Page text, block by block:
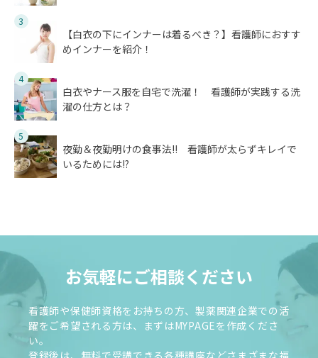
3
【白衣の下にインナーは着るべき？】看護師におすす
めインナーを紹介！
4
白衣やナース服を自宅で洗濯！ 看護師が実践する洗
濯の仕方とは？
5
夜勤＆夜勤明けの食事法!! 看護師が太らずキレイで
いるためには!?
お気軽にご相談ください
看護師や保健師資格をお持ちの方、製薬関連企業での活
躍をご希望される方は、まずはMYPAGEを作成くださ
い。
登録後は、無料で受講できる各種講座などさまざまな福